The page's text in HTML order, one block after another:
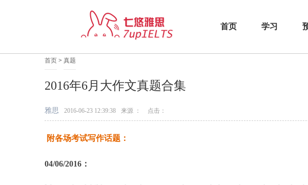
首页 学习
首页 > 真题
2016年6月大作文真题合集
雅思 2016-06-23 12:39:38 来源 ： 点击：
附各场考试写作话题：
04/06/2016：